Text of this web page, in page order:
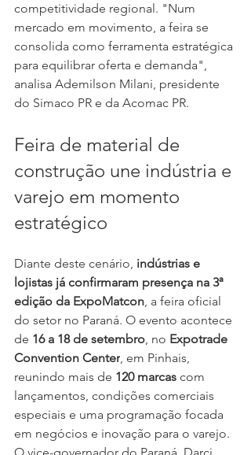
competitividade regional. "Num
mercado em movimento, a feira se
consolida como ferramenta estratégica
para equilibrar oferta e demanda",
analisa Ademilson Milani, presidente
do Simaco PR e da Acomac PR.
Feira de material de
construção une indústria e
varejo em momento
estratégico
Diante deste cenário, indústrias e
lojistas já confirmaram presença na 3ª
edição da ExpoMatcon, a feira oficial
do setor no Paraná. O evento acontece
de 16 a 18 de setembro, no Expotrade
Convention Center, em Pinhais,
reunindo mais de 120 marcas com
lançamentos, condições comerciais
especiais e uma programação focada
em negócios e inovação para o varejo.